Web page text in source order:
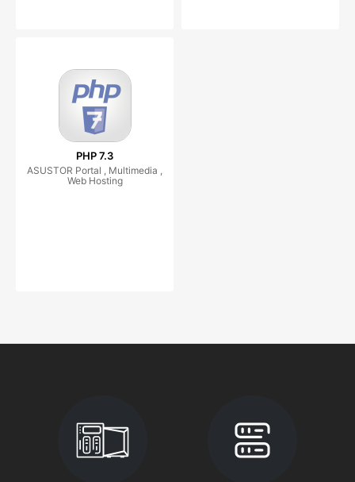
PHP 7.3
ASUSTOR Portal , Multimedia ,
Web Hosting